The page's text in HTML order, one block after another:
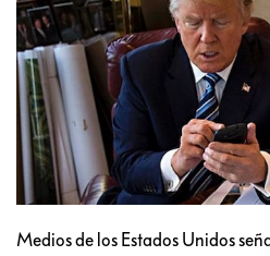
Medios de los Estados Unidos